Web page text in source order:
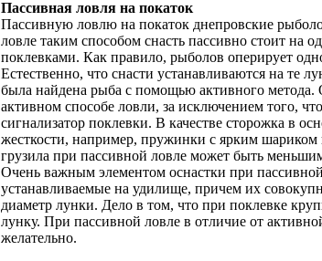
Пассивная ловля на покаток
Пассивную ловлю на покаток днепровские
ловле таким способом снасть пассивно стоит на
поклевками. Как правило, рыболов оперирует
Естественно, что снасти устанавливаются на те
была найдена рыба с помощью активного метода.
активном способе ловли, за исключением того,
сигнализатор поклевки. В качестве сторожка в
жесткости, например, пружинки с ярким шариком
грузила при пассивной ловле может быть
Очень важным элементом оснастки при
устанавливаемые на удилище, причем их
диаметр лунки. Дело в том, что при поклевке
лунку. При пассивной ловле в отличие от
желательно.